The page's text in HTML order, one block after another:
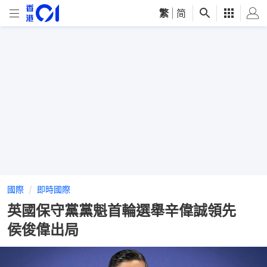
繁 简
國際 即時國際
英國保守黨黨魁首輪選舉辛偉誠領先
侯俊偉出局